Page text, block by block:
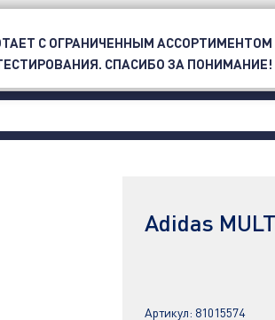
OUTLET
Adidas
Артикул: 81015574
С ОГРАНИЧЕННЫМ
СПАСИБО ЗА ПОНИМАНИЕ!